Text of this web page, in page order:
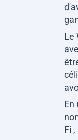
Le
En
Fi